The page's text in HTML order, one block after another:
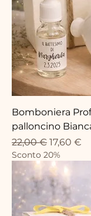
Bomboniera
palloncino
Prix original
22,00 € Prix
17,60 €
Sconto 20%